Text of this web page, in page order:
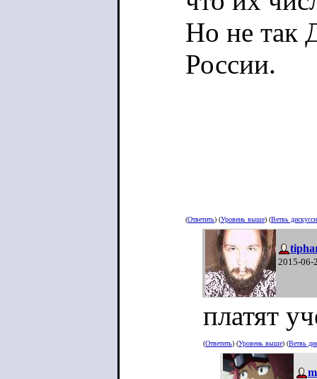
Но не так
России.
(Ответить) (Уровень выше) (Ветвь
2015-06-
платят
(Ответить) (Уровень выше) (Ветвь